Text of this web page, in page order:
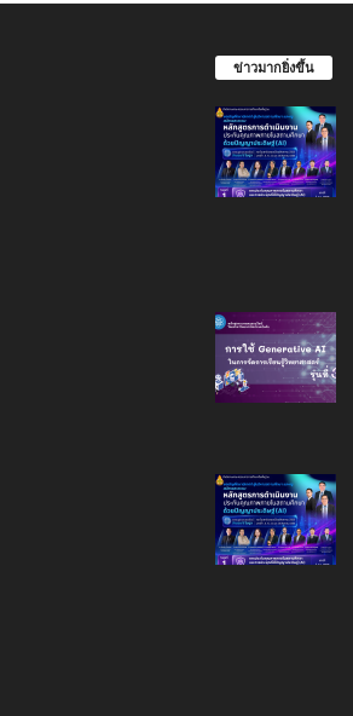
ข่าวมากยิ่งขึ้น